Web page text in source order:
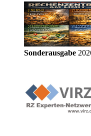
Sonderausgabe